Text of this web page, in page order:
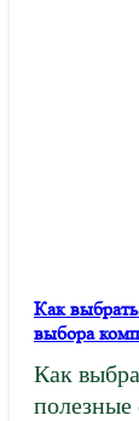
Как
выбора
Как
полезные